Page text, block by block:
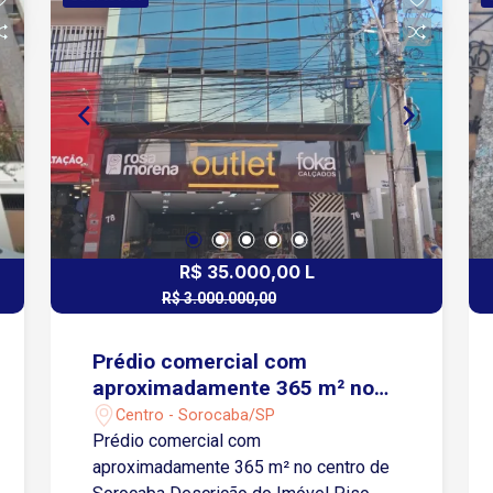
carros; Lavanderia; banheiro; hall de
escada e quarto amplo.
R$ 35.000,00 L
R$ 3.000.000,00
Prédio comercial com
aproximadamente 365 m² no
centro de Sorocaba
Centro - Sorocaba/SP
Prédio comercial com
aproximadamente 365 m² no centro de